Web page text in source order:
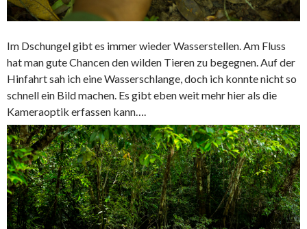
Im Dschungel gibt es immer wieder Wasserstellen. Am Fluss
hat man gute Chancen den wilden Tieren zu begegnen. Auf der
Hinfahrt sah ich eine Wasserschlange, doch ich konnte nicht so
schnell ein Bild machen. Es gibt eben weit mehr hier als die
Kameraoptik erfassen kann….